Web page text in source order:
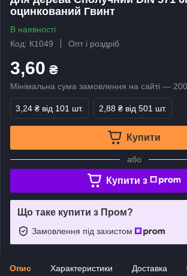
оцинкований Гвинт
В наявності
Код: К1049
Опт і роздріб
3,60 ₴
Мінімальна сума замовлення на сайті —
3,24 ₴ від 101 шт. 2,88 ₴ від 501 шт.
Купити
або
Купити з
Що таке купити з Пром?
Замовлення під захистом
Опис Характеристики Доставка